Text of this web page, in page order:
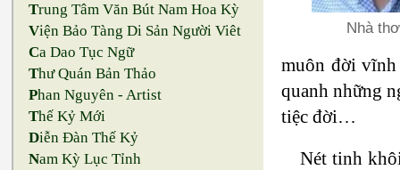
Trung Tâm Văn Bút Nam Hoa Kỳ
Viện Bảo Tàng Di Sản Người Viêt
Ca Dao Tục Ngữ
Thư Quán Bản Thảo
Phan Nguyên - Artist
Thế Kỷ Mới
Diễn Đàn Thế Kỷ
Nam Kỳ Lục Tỉnh
Nhà
muôn đời vĩnh
quanh những
tiệc đời…
Nét tinh